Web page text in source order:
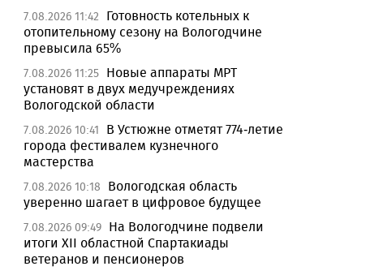
7.08.2026 11:42
Готовность котельных к
отопительному сезону на Вологодчине
превысила 65%
7.08.2026 11:25 Новые аппараты МРТ
установят в двух медучреждениях
Вологодской области
7.08.2026 10:41
В Устюжне отметят 774-летие
города фестивалем кузнечного
мастерства
7.08.2026 10:18
Вологодская область
уверенно шагает в цифровое будущее
7.08.2026 09:49 На Вологодчине подвели
итоги XII областной Спартакиады
ветеранов и пенсионеров